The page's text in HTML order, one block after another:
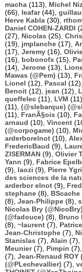
macha (113), Michel
(66), leafar(44),
Herve Kabla (30),
Daniel COHEN-ZARDI
(27), Nicolas (25),
(19), jmplanche (17),
(17), Jeremy (16),
(16), bobonofx (15),
(14), Jerome (13),
Mawas (@Pem) (13),
Lionel (12), Pascal (12),
Benoit (12), jean (12),
queffelec (11), LVM (11),
(11), (@slebarque)
(11), FranÃ§ois (10),
arnaud (10), Vincent
(@corpogame) (10),
arderborelnot (10),
FredericBaud (9),
ZISERMAN (9), Olivier
Yann (9), Fabrice
(9), laozi (9), Pierre
des sciences de la
arderbor elnot (9),
stephane (8), BScache
(8), Jean-Philippe (8),
Nicolas Bry (@NicoBry)
(@fadouce) (8), Bruno
(8), ~laurent (7), Patrice
Jean-Christophe (7),
Stanislas (7), Alain (7),
Meunier(7), Pimpin (7),
(7), Jean-Renaud ROY
(@PLechevallier) (7),